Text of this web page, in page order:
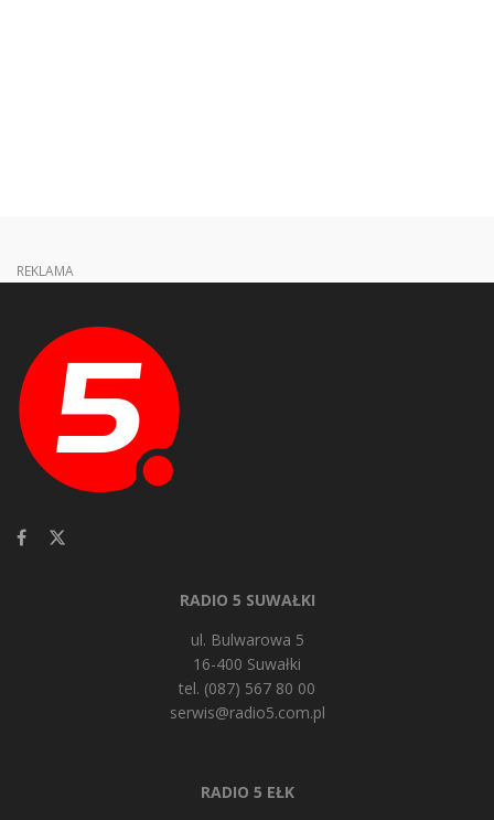
REKLAMA
RADIO 5 SUWAŁKI
ul. Bulwarowa 5
16-400 Suwałki
tel. (087) 567 80 00
serwis@radio5.com.pl
RADIO 5 EŁK